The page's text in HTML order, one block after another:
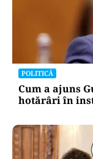
POLITICĂ
Cum a ajuns
hotărâri în